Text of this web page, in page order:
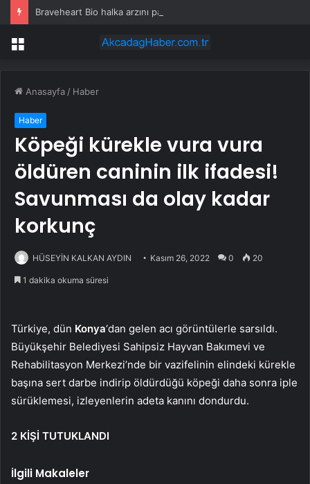
Menü
Anasayfa / Haber
Haber
Köpeği kürekle vura vura
öldüren caninin ilk ifadesi!
Savunması da olay kadar
korkunç
HÜSEYİN KALKAN AYDIN Kasım 26, 2022 0 20
1 dakika okuma süresi
Türkiye, dün Konya‘dan gelen acı görüntülerle sarsıldı.
Büyükşehir Belediyesi Sahipsiz Hayvan Bakımevi ve
Rehabilitasyon Merkezi’nde bir vazifelinin elindeki kürekle
başına sert darbe indirip öldürdüğü köpeği daha sonra iple
sürüklemesi, izleyenlerin adeta kanını dondurdu.
2 KİŞİ TUTUKLANDI
İlgili Makaleler